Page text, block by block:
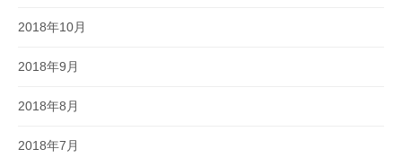
2018年10月
2018年9月
2018年8月
2018年7月